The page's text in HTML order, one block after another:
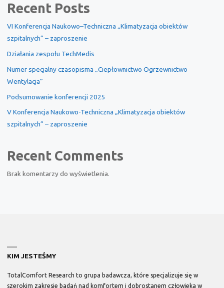
Recent Posts
VI Konferencja Naukowo–Techniczna „Klimatyzacja obiektów
szpitalnych” – zaproszenie
Działania zespołu TechMedis
Numer specjalny czasopisma „Ciepłownictwo Ogrzewnictwo
Wentylacja”
Podsumowanie konferencji 2025
V Konferencja Naukowo-Techniczna „Klimatyzacja obiektów
szpitalnych” – zaproszenie
Recent Comments
Brak komentarzy do wyświetlenia.
KIM JESTEŚMY
TotalComfort Research to grupa badawcza, które specjalizuje się w
szerokim zakresie badań nad komfortem i dobrostanem człowieka w